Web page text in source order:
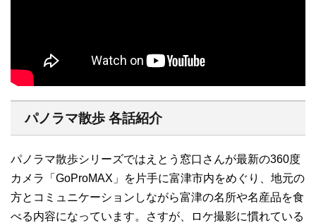
パノラマ散歩 各話紹介
パノラマ散歩シリーズではえとう窓口さんが最新の360度
カメラ「GoProMAX」を片手に富津市内をめぐり、地元の
方とコミュニケーションしながら富津の名所や名産品を食
べる内容になっています。さすが、ロケ撮影に慣れている